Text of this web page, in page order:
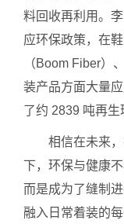
料回收再利用。
应环保政策，在
（Boom Fiber）
装产品方面大量
了约 2839 吨再生
相信在未来
下，环保与健康
而是成为了缝制
融入日常着装的